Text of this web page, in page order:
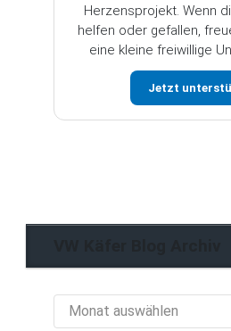
Herzensprojekt. Wenn
helfen oder gefallen,
eine kleine freiwillige
Jetzt
Käfer